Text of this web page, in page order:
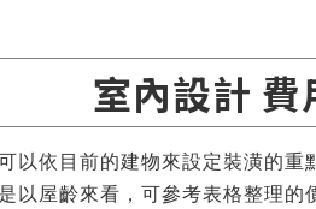
室內設計 費
以依目前的建物來設定裝潢的
以屋齡來看，可參考表格整理